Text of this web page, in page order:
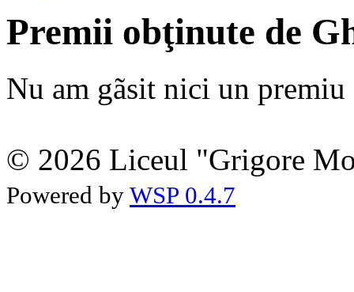
Premii obţinute de
Nu am gãsit nici un premiu
© 2026 Liceul "Grigore
Powered by WSP 0.4.7